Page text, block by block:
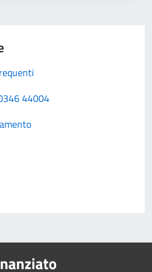
44004